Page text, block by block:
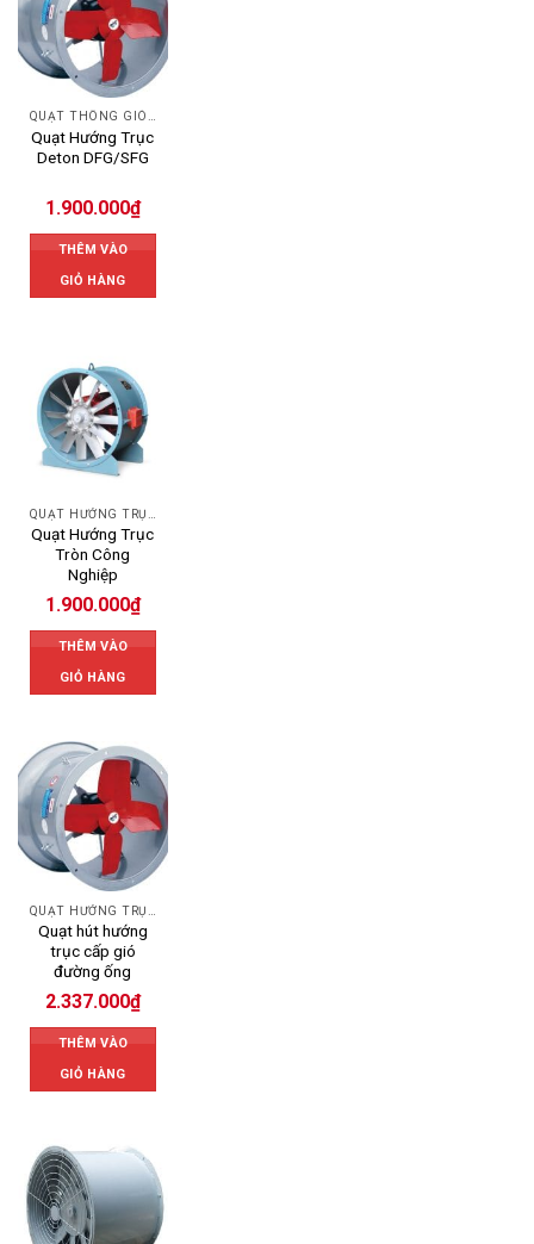
QUẠT THÔNG GIÓ DETON
Quạt Hướng Trục
Deton DFG/SFG
1.900.000₫
THÊM VÀO
GIỎ HÀNG
Quạt Hướng Trục
Tròn Công
Nghiệp
1.900.000₫
THÊM VÀO
GIỎ HÀNG
Quạt hút hướng
trục cấp gió
đường ống
2.337.000₫
THÊM VÀO
GIỎ HÀNG